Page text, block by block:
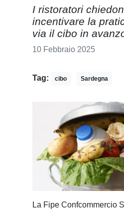
I ristoratori
incentivare la
via il cibo in
10 Febbraio 2025
Tag: cibo Sardegna
La Fipe Confcommercio